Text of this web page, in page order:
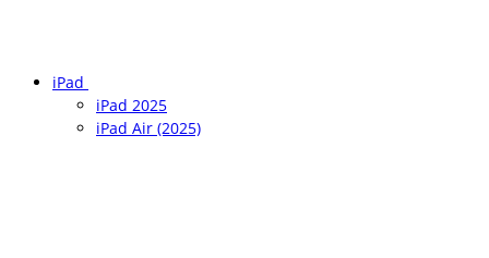
iPad
iPad 2025
iPad Air (2025)